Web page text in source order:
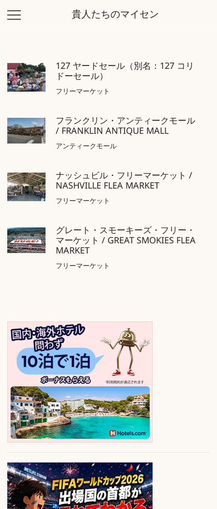
貴人たちのマイセン
127 ヤードセール（別名：127 コリ
ドーセール）
フリーマーケット
フランクリン・アンティークモール
/ FRANKLIN ANTIQUE MALL
アンティークモール
ナッシュビル・フリーマーケット /
NASHVILLE FLEA MARKET
フリーマーケット
グレート・スモーキーズ・フリー・
マーケット / GREAT SMOKIES FLEA
MARKET
フリーマーケット